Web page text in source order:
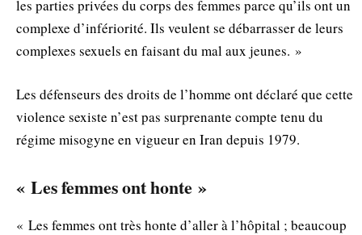
les parties privées du corps des femmes parce qu’ils ont un
complexe d’infériorité. Ils veulent se débarrasser de leurs
complexes sexuels en faisant du mal aux jeunes. »
Les défenseurs des droits de l’homme ont déclaré que cette
violence sexiste n’est pas surprenante compte tenu du
régime misogyne en vigueur en Iran depuis 1979.
« Les femmes ont honte »
« Les femmes ont très honte d’aller à l’hôpital ; beaucoup